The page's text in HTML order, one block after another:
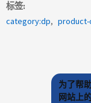
标签
category:dp
为了帮
网站上